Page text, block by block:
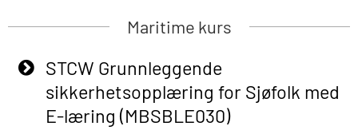
Basic Safety Training (English) – with
Basic Safety Training – Refresher
Course (English) with E-learning
(OBSBLE048)
Maritime kurs
STCW Grunnleggende
sikkerhetsopplæring for Sjøfolk med
E-læring (MBSBLE030)